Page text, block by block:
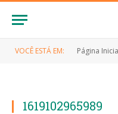
VOCÊ ESTÁ EM: Página
1619102965989